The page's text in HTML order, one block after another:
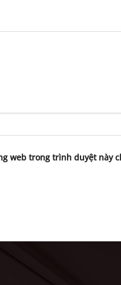
web trong trình duyệt này